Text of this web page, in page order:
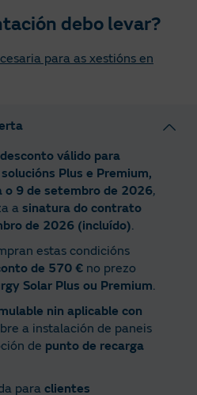
debo levar?
para as xestións en
válido para
Plus e Premium,
o 9 de setembro de 2026,
a sinatura do contrato
de 2026 (incluído).
estas condicións
de 570 €no prezo
Solar Plus ou Premium.
nin aplicable con
a instalación de paneis
de punto de recarga
para clientes